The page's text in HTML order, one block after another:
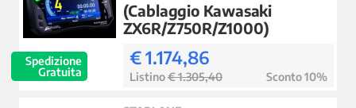
Spedizione
Gratuita
(Cablaggio Kawasaki
ZX6R/Z750R/Z1000)
€ 1.174,86
Listino€ 1.305,40 Sconto 10%